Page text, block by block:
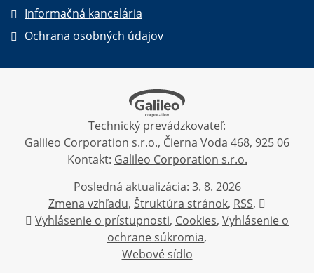
Informačná kancelária
Ochrana osobných údajov
Technický prevádzkovateľ:
Galileo Corporation s.r.o., Čierna Voda 468, 925 06
Kontakt: Galileo Corporation s.r.o.
Posledná aktualizácia: 3. 8. 2026
Zmena vzhľadu, Štruktúra stránok, RSS,
Vyhlásenie o prístupnosti, Cookies, Vyhlásenie o
ochrane súkromia,
Webové sídlo